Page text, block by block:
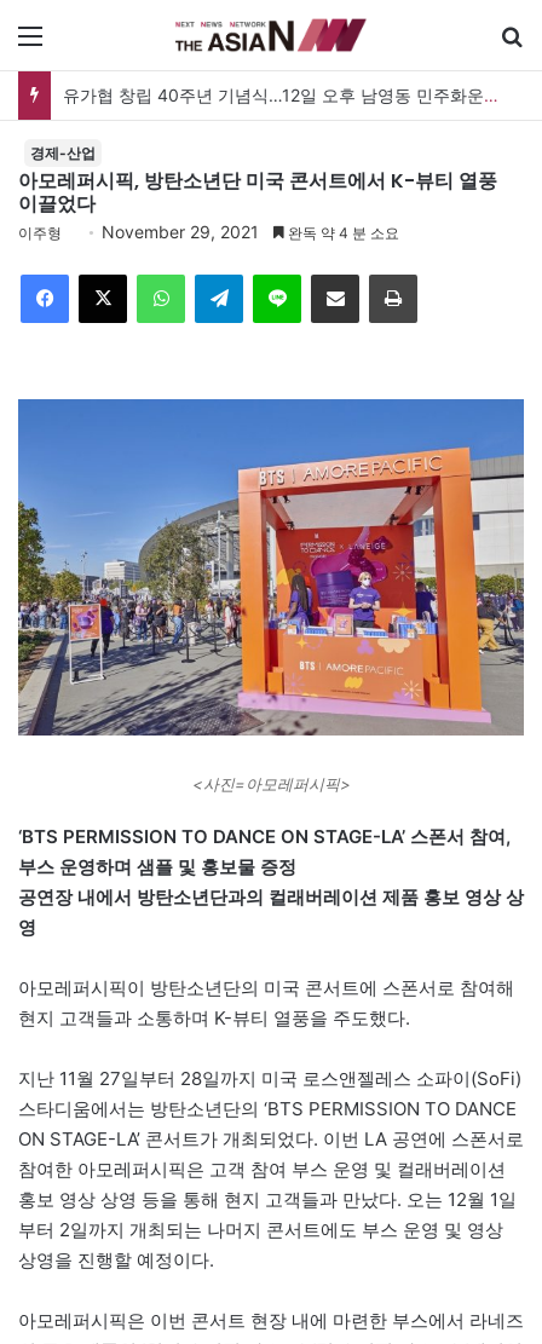
유가협 창립 40주년 기념식…12일 오후 남영동 민주화운동기념관
경제-산업
아모레퍼시픽, 방탄소년단 미국 콘서트에서 K-뷰티 열풍
이끌었다
이주형 November 29, 2021 완독 약 4 분 소요
Telegram 이메일
<사진=아모레퍼시픽>
‘BTS PERMISSION TO DANCE ON STAGE-LA’ 스폰서 참여,
부스 운영하며 샘플 및 홍보물 증정
공연장 내에서 방탄소년단과의 컬래버레이션 제품 홍보 영상 상
영
아모레퍼시픽이 방탄소년단의 미국 콘서트에 스폰서로 참여해
현지 고객들과 소통하며 K-뷰티 열풍을 주도했다.
지난 11월 27일부터 28일까지 미국 로스앤젤레스 소파이(SoFi)
스타디움에서는 방탄소년단의 ‘BTS PERMISSION TO DANCE
ON STAGE-LA’ 콘서트가 개최되었다. 이번 LA 공연에 스폰서로
참여한 아모레퍼시픽은 고객 참여 부스 운영 및 컬래버레이션
홍보 영상 상영 등을 통해 현지 고객들과 만났다. 오는 12월 1일
부터 2일까지 개최되는 나머지 콘서트에도 부스 운영 및 영상
상영을 진행할 예정이다.
아모레퍼시픽은 이번 콘서트 현장 내에 마련한 부스에서 라네즈